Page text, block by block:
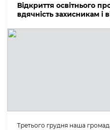
Відкриття освітнього
вдячність захисникам і
Третього грудня наша